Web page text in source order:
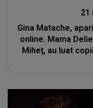
21
Gina Matache,
online. Mama
Miheț, au luat